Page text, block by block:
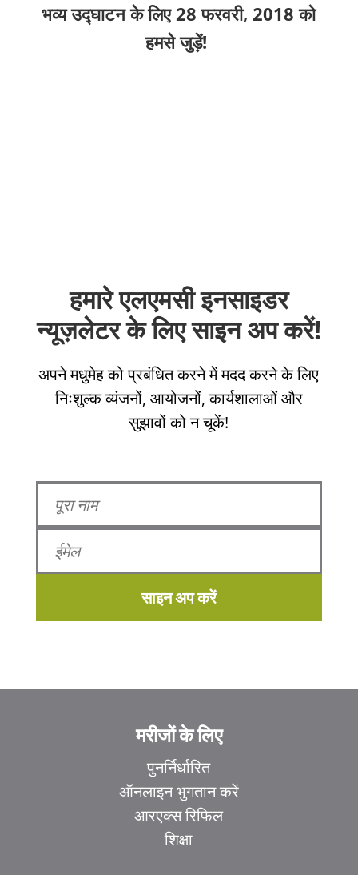
भव्य उद्घाटन के लिए 28 फरवरी, 2018 को
हमसे जुड़ें!
हमारे एलएमसी इनसाइडर
न्यूज़लेटर के लिए साइन अप करें!
अपने मधुमेह को प्रबंधित करने में मदद करने के लिए
निःशुल्क व्यंजनों, आयोजनों, कार्यशालाओं और
सुझावों को न चूकें!
साइन अप करें
मरीजों के लिए
पुनर्निर्धारित
ऑनलाइन भुगतान करें
आरएक्स रिफिल
शिक्षा